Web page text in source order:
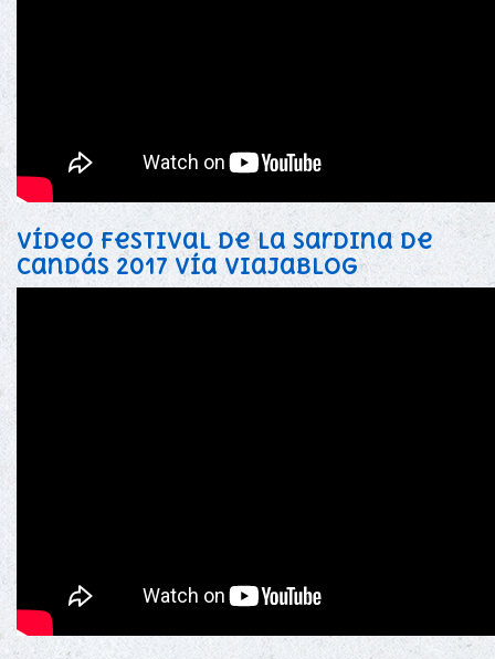
Vídeo festival de la sardina de
candás 2017 vía viajablog